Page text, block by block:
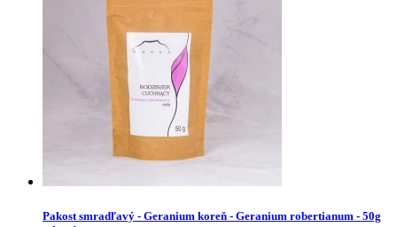
Pakost smradľavý - Geranium koreň - Geranium robertianum - 50g